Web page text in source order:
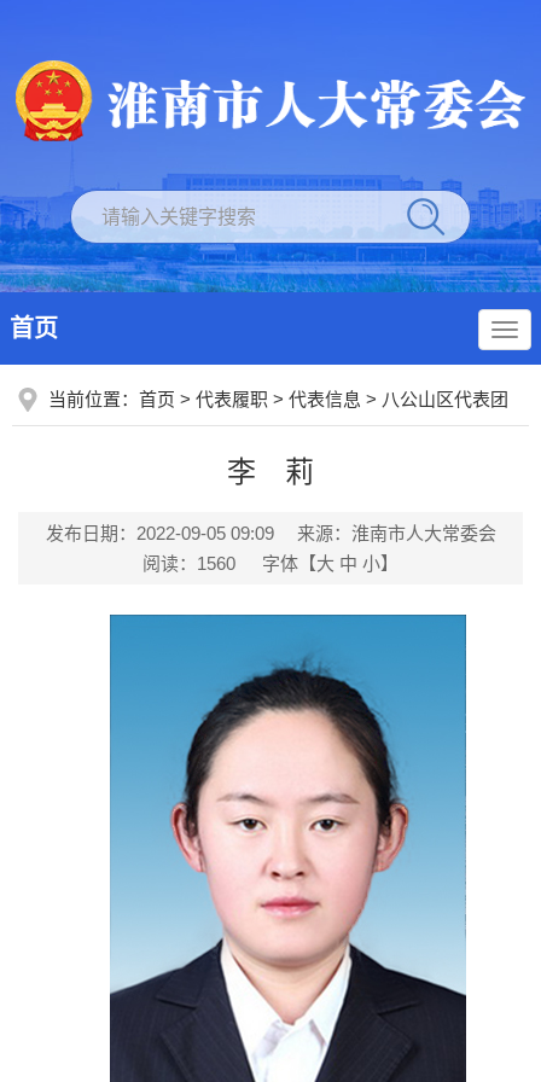
首页
当前位置： 首页 > 代表履职 > 代表信息 > 八公山区代表团
李 莉
发布日期：2022-09-05 09:09
来源：淮南市人大常委会
阅读： 1560 字体【大 中 小】